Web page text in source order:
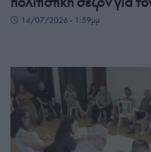
14/07/2026 - 1:59μμ